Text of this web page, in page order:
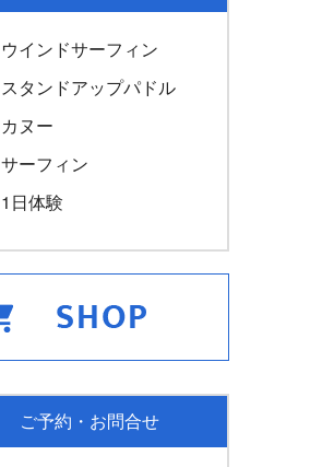
ウインドサーフィン
スタンドアップパドル
カヌー
サーフィン
1日体験
ご予約・お問合せ